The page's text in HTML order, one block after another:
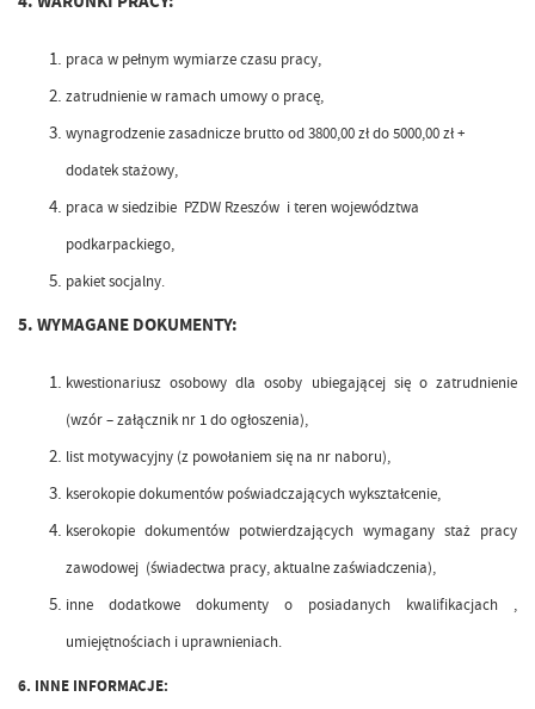
praca w pełnym wymiarze czasu pracy,
zatrudnienie w ramach umowy o pracę,
wynagrodzenie zasadnicze brutto od 3800,00 zł do 5000,00 zł +
dodatek stażowy,
praca w siedzibie PZDW Rzeszów i teren województwa
podkarpackiego,
pakiet socjalny.
5. WYMAGANE DOKUMENTY:
kwestionariusz osobowy dla osoby ubiegającej się o zatrudnienie
(wzór – załącznik nr 1 do ogłoszenia),
list motywacyjny (z powołaniem się na nr naboru),
kserokopie dokumentów poświadczających wykształcenie,
kserokopie dokumentów potwierdzających wymagany staż pracy
zawodowej (świadectwa pracy, aktualne zaświadczenia),
inne dodatkowe dokumenty o posiadanych kwalifikacjach ,
umiejętnościach i uprawnieniach.
6. INNE INFORMACJE: